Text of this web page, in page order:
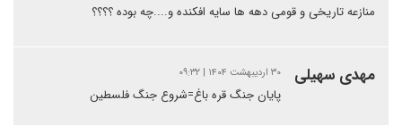
منازعه تاریخی و قومی دهه ها سایه افکنده و....چه بوده ؟؟؟؟
مهدی سهیلی ۳۰ اردیبهشت ۱۴۰۴ | ۰۹:۳۲
پایان جنگ قره باغ=شروع جنگ فلسطین